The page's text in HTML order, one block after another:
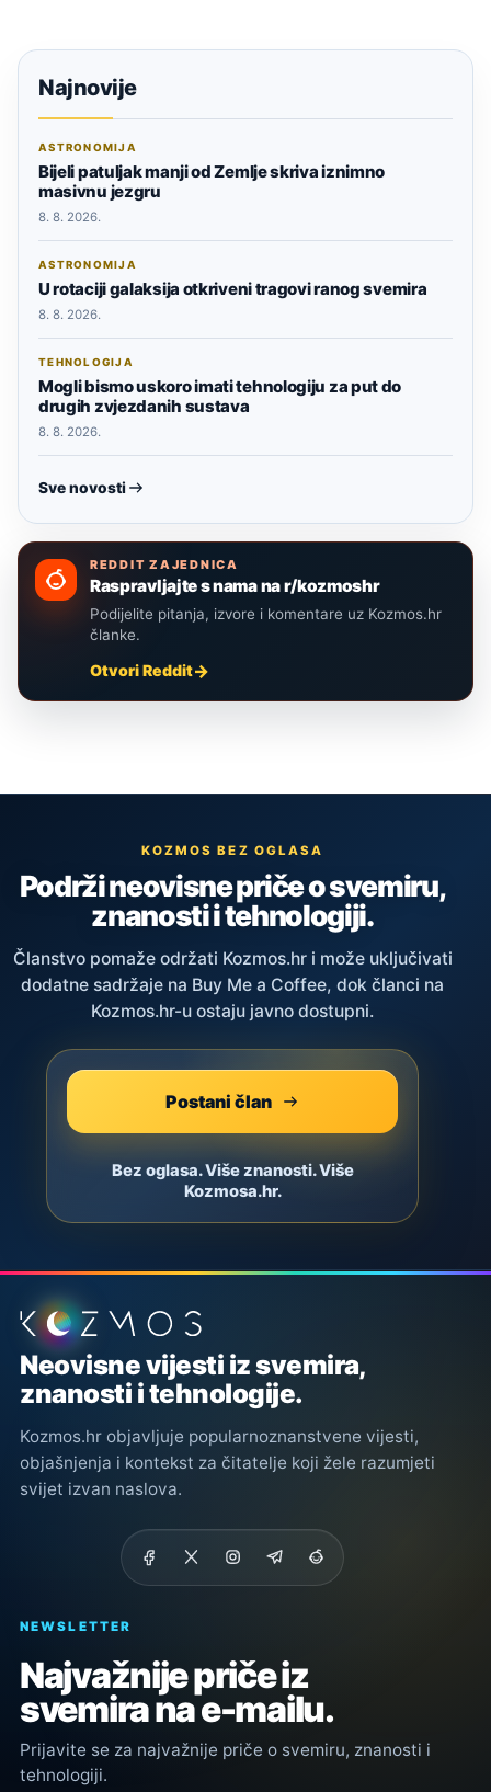
Najnovije
ASTRONOMIJA
Bijeli patuljak manji od Zemlje skriva iznimno
masivnu jezgru
8. 8. 2026.
ASTRONOMIJA
U rotaciji galaksija otkriveni tragovi ranog svemira
8. 8. 2026.
TEHNOLOGIJA
Mogli bismo uskoro imati tehnologiju za put do
drugih zvjezdanih sustava
8. 8. 2026.
Sve novosti
REDDIT ZAJEDNICA
Raspravljajte s nama na r/kozmoshr
Podijelite pitanja, izvore i komentare uz Kozmos.hr
članke.
Otvori Reddit
KOZMOS BEZ OGLASA
Podrži neovisne priče o svemiru,
znanosti i tehnologiji.
Članstvo pomaže održati Kozmos.hr i može uključivati
dodatne sadržaje na Buy Me a Coffee, dok članci na
Kozmos.hr-u ostaju javno dostupni.
Postani član
Bez oglasa. Više znanosti. Više
Kozmosa.hr.
Podnožje stranice
Neovisne vijesti iz svemira,
znanosti i tehnologije.
Kozmos.hr objavljuje popularnoznanstvene vijesti,
objašnjenja i kontekst za čitatelje koji žele razumjeti
svijet izvan naslova.
NEWSLETTER
Najvažnije priče iz
svemira na e-mailu.
Prijavite se za najvažnije priče o svemiru, znanosti i
tehnologiji.